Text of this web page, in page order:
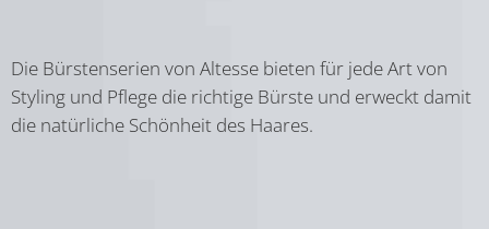
Die Bürstenserien von Altesse bieten für jede Art von
Styling und Pflege die richtige Bürste und erweckt damit
die natürliche Schönheit des Haares.